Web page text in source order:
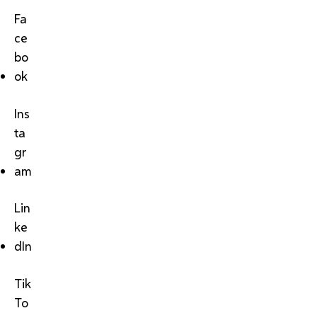
Fa
ce
bo
ok
Ins
ta
gr
am
Lin
ke
dIn
Tik
To